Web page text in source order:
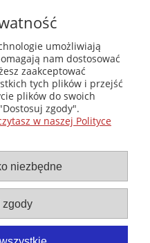
- internetowy sklep
online
naszej księgarni
2 w Warszawie
"Nieznany Świat"
zastrzeżone
umożliwiają
nam dostosować
zaakceptować
tych plików i przejść
plików do swoich
zgody".
w naszej Polityce
niezbędne
zgody